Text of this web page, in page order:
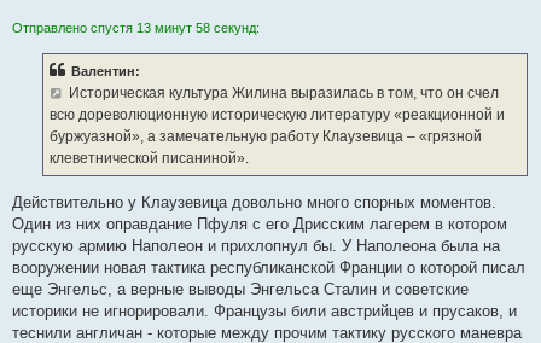
Отправлено спустя 13 минут 58 секунд:
Валентин:
Историческая культура Жилина выразилась в том, что он счел
всю дореволюционную историческую литературу «реакционной и
буржуазной», а замечательную работу Клаузевица – «грязной
клеветнической писаниной».
Действительно у Клаузевица довольно много спорных моментов.
Один из них оправдание Пфуля с его Дрисским лагерем в котором
русскую армию Наполеон и прихлопнул бы. У Наполеона была на
вооружении новая тактика республиканской Франции о которой писал
еще Энгельс, а верные выводы Энгельса Сталин и советские
историки не игнорировали. Французы били австрийцев и прусаков, и
теснили англичан - которые между прочим тактику русского маневра